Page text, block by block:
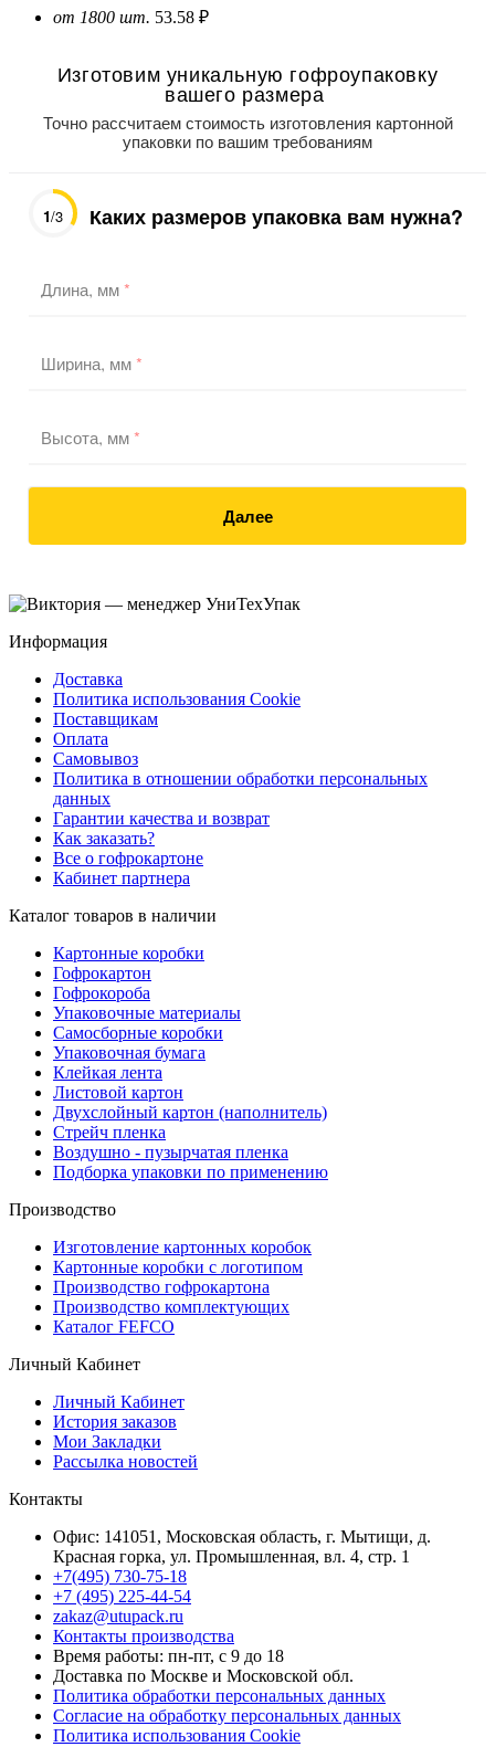
от 1800 шт. 53.58 ₽
Изготовим уникальную гофроупаковку
вашего размера
Точно рассчитаем стоимость изготовления картонной
упаковки по вашим требованиям
1/3 Каких размеров упаковка вам нужна?
Длина, мм*
Ширина, мм*
Высота, мм*
Далее
Информация
Доставка
Политика использования Cookie
Поставщикам
Оплата
Самовывоз
Политика в отношении обработки персональных
данных
Гарантии качества и возврат
Как заказать?
Все о гофрокартоне
Кабинет партнера
Каталог товаров в наличии
Картонные коробки
Гофрокартон
Гофрокороба
Упаковочные материалы
Самосборные коробки
Упаковочная бумага
Клейкая лента
Листовой картон
Двухслойный картон (наполнитель)
Стрейч пленка
Воздушно - пузырчатая пленка
Подборка упаковки по применению
Производство
Изготовление картонных коробок
Картонные коробки с логотипом
Производство гофрокартона
Производство комплектующих
Каталог FEFCO
Личный Кабинет
Личный Кабинет
История заказов
Мои Закладки
Рассылка новостей
Контакты
Офис: 141051, Московская область, г. Мытищи, д.
Красная горка, ул. Промышленная, вл. 4, стр. 1
+7(495) 730-75-18
+7 (495) 225-44-54
zakaz@utupack.ru
Контакты производства
Время работы: пн-пт, с 9 до 18
Доставка по Москве и Московской обл.
Политика обработки персональных данных
Согласие на обработку персональных данных
Политика использования Cookie